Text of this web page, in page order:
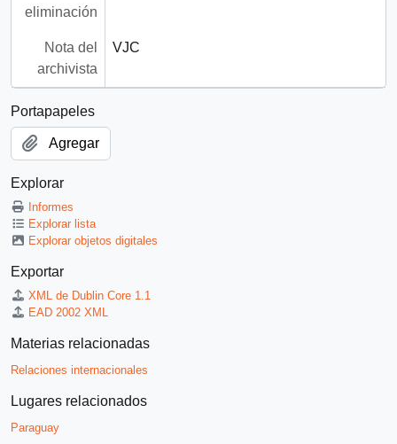
eliminación
Nota del
archivista
VJC
Portapapeles
Agregar
Explorar
Informes
Explorar lista
Explorar objetos digitales
Exportar
XML de Dublin Core 1.1
EAD 2002 XML
Materias relacionadas
Relaciones internacionales
Lugares relacionados
Paraguay